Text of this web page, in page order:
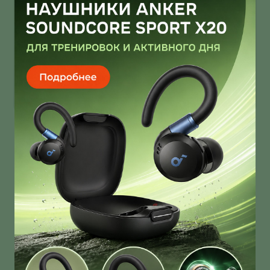
Infinix Note 60 Ultra от Pininfarina
умеет звонить через спутник
Infinix Note 60 Ultra получил дизайн от Pininfarina!
И это далеко не единственная фича новинки!
О нас
Ответы на вопросы
Персональные данные
Контакты
Оплата, доставка и возврат товара
Оферта